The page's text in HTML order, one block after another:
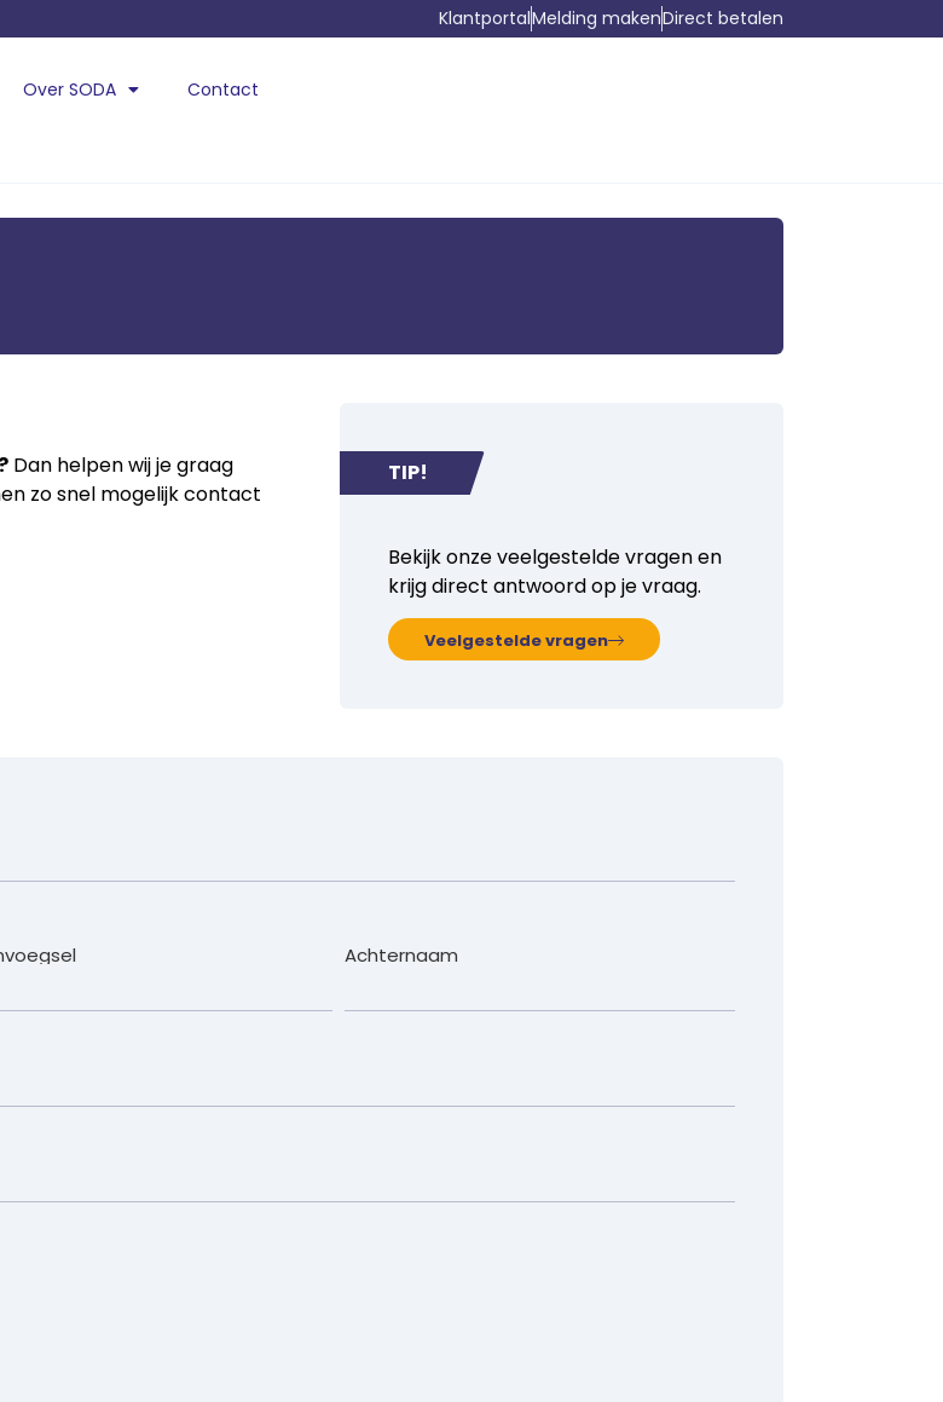
KlantportalMelding makenDirect betalen
Over SODA Contact
Dan helpen wij je graag
zo snel mogelijk contact
TIP!
Bekijk onze veelgestelde vragen en
krijg direct antwoord op je vraag.
Veelgestelde vragen
Achternaam